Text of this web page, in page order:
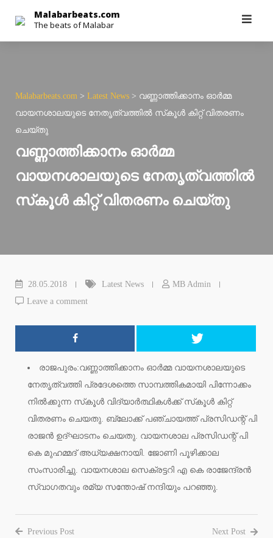
content
Malabarbeats.com
The beats of Malabar
Malabarbeats.com > Latest News > വണ്ണാത്തിക്കാനം ഓര്‍മ്മ
വായനശാലയുടെ നേതൃത്വത്തില്‍ സ്‌കൂള്‍ കിറ്റ് വിതരണം
ചെയ്തു
വണ്ണാത്തിക്കാനം ഓര്‍മ്മ
വായനശാലയുടെ നേതൃത്വത്തില്‍
സ്‌കൂള്‍ കിറ്റ് വിതരണം ചെയ്തു
28.05.2018 Latest News
MB Admin
Leave a comment
രാജപുരം:വണ്ണാത്തിക്കാനം ഓര്‍മ്മ വായനശാലയുടെ
നേതൃത്വത്തി പ്രദേശത്തെ സാമ്പത്തികമായി പിന്നോക്കം
നില്‍ക്കുന്ന സ്‌കൂള്‍ വിദ്യാര്‍ത്ഥികള്‍ക്ക് സ്‌കൂള്‍ കിറ്റ്
വിതരണം ചെയതു. ബ്ലോക്ക് പഞ്ചായത്ത് പ്രസിഡന്റ് പി
രാജന്‍ ഉദ്ഘാടനം ചെയതു. വായനശാല പ്രസിഡന്റ് പി
കെ മുഹമ്മദ് അധ്യക്ഷനായി. ജോണി പൂഴിക്കാല
സംസാരിച്ചു. വായനശാല സെക്രട്ടറി എ കെ രാജേന്ദ്രന്‍
സ്വാഗതവും രമ്യ സന്തോഷ് നന്ദിയും പറഞ്ഞു.
Previous Post Next Post